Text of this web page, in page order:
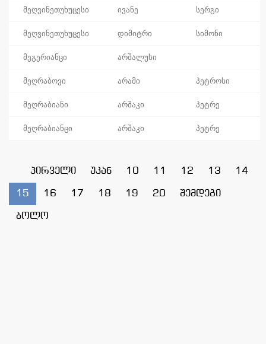
მეღვინეთუხუცესი ივანე სერგი
მეღვინეთუხუცესი დიმიტრი სიმონი
მეგერიანცი არშალუსი
მეღრაბოვი არამი პეტროსი
მეღრაბიანი არშაკი პეტრე
მეღრაბიანცი არშაკი პეტრე
პირველი უკან 10 11 12 13 14
15 16 17 18 19 20 შემდეგი
ბოლო